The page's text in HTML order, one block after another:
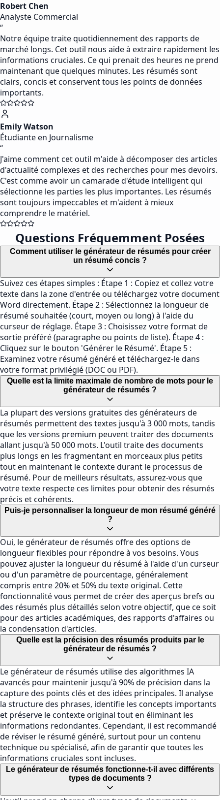
Robert Chen
Analyste Commercial
“
Notre équipe traite quotidiennement des rapports de
marché longs. Cet outil nous aide à extraire rapidement les
informations cruciales. Ce qui prenait des heures ne prend
maintenant que quelques minutes. Les résumés sont
clairs, concis et conservent tous les points de données
importants.
Emily Watson
Étudiante en Journalisme
“
J'aime comment cet outil m'aide à décomposer des articles
d'actualité complexes et des recherches pour mes devoirs.
C'est comme avoir un camarade d'étude intelligent qui
sélectionne les parties les plus importantes. Les résumés
sont toujours impeccables et m'aident à mieux
comprendre le matériel.
Questions Fréquemment Posées
Comment utiliser le générateur de résumés pour créer
un résumé concis ?
Suivez ces étapes simples : Étape 1 : Copiez et collez votre
texte dans la zone d'entrée ou téléchargez votre document
Word directement. Étape 2 : Sélectionnez la longueur de
résumé souhaitée (court, moyen ou long) à l'aide du
curseur de réglage. Étape 3 : Choisissez votre format de
sortie préféré (paragraphe ou points de liste). Étape 4 :
Cliquez sur le bouton 'Générer le Résumé'. Étape 5 :
Examinez votre résumé généré et téléchargez-le dans
votre format privilégié (DOC ou PDF).
Quelle est la limite maximale de nombre de mots pour le
générateur de résumés ?
La plupart des versions gratuites des générateurs de
résumés permettent des textes jusqu'à 3 000 mots, tandis
que les versions premium peuvent traiter des documents
allant jusqu'à 50 000 mots. L'outil traite des documents
plus longs en les fragmentant en morceaux plus petits
tout en maintenant le contexte durant le processus de
résumé. Pour de meilleurs résultats, assurez-vous que
votre texte respecte ces limites pour obtenir des résumés
précis et cohérents.
Puis-je personnaliser la longueur de mon résumé généré
?
Oui, le générateur de résumés offre des options de
longueur flexibles pour répondre à vos besoins. Vous
pouvez ajuster la longueur du résumé à l'aide d'un curseur
ou d'un paramètre de pourcentage, généralement
compris entre 20% et 50% du texte original. Cette
fonctionnalité vous permet de créer des aperçus brefs ou
des résumés plus détaillés selon votre objectif, que ce soit
pour des articles académiques, des rapports d'affaires ou
la condensation d'articles.
Quelle est la précision des résumés produits par le
générateur de résumés ?
Le générateur de résumés utilise des algorithmes IA
avancés pour maintenir jusqu'à 90% de précision dans la
capture des points clés et des idées principales. Il analyse
la structure des phrases, identifie les concepts importants
et préserve le contexte original tout en éliminant les
informations redondantes. Cependant, il est recommandé
de réviser le résumé généré, surtout pour un contenu
technique ou spécialisé, afin de garantir que toutes les
informations cruciales sont incluses.
Le générateur de résumés fonctionne-t-il avec différents
types de documents ?